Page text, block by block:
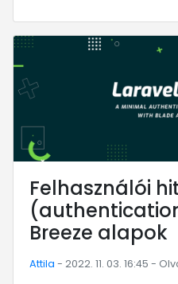
Felhasználói
Breeze alapok
Attila - 2022. 11. 03. 16:45 -